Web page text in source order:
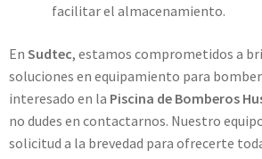
facilitar el almacenamiento.
En Sudtec, estamos comprometidos a
soluciones en equipamiento para
interesado en la Piscina de Bomberos
no dudes en contactarnos. Nuestro
solicitud a la brevedad para ofrecerte